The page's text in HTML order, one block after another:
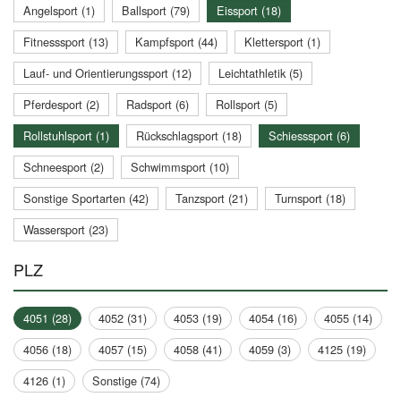
Angelsport (1) Ballsport (79)
Eissport (18)
Fitnesssport (13)
Kampfsport (44)
Klettersport (1)
Lauf- und Orientierungssport (12)
Leichtathletik (5)
Pferdesport (2)
Radsport (6)
Rollsport (5)
Rollstuhlsport (1)
Rückschlagsport (18)
Schiesssport (6)
Schneesport (2)
Schwimmsport (10)
Sonstige Sportarten (42)
Tanzsport (21)
Turnsport (18)
Wassersport (23)
PLZ
4051 (28) 4052 (31) 4053 (19) 4054 (16)
4055 (14)
4056 (18)
4057 (15) 4058 (41) 4059 (3)
4125 (19)
4126 (1)
Sonstige (74)